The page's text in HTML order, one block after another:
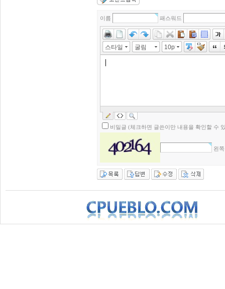
이름 패스워드
스타일 굴림 10pt
비밀글 (체크하면 글쓴이만 내용을 확인할 수
왼